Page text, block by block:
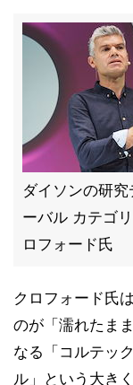
ダイソンの研
ーバル カテゴ
ロフォード氏
クロフォード氏
のが「濡れたま
なる「コルテッ
ル」という大き